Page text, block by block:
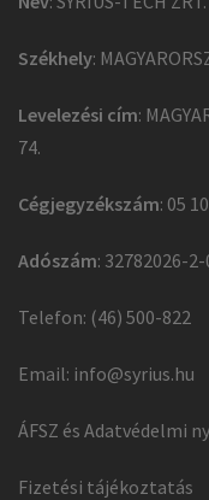
Székhely:
Levelezési cím:
74.
Cégjegyzékszám: 05
Adószám: 32782026-2-
Telefon: (46) 500-822
Email: info@syrius.hu
ÁFSZ és Adatvédelmi
Fizetési tájékoztatás